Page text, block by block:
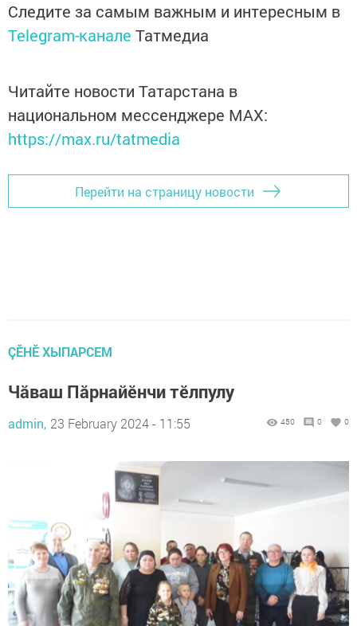
Следите за самым важным и интересным в
Telegram-канале Татмедиа
Читайте новости Татарстана в
национальном мессенджере MАХ:
https://max.ru/tatmedia
Перейти на страницу новости
ÇӖНӖ ХЫПАРСЕМ
Чăваш Пăрнайӗнчи тӗлпулу
admin, 23 February 2024 - 11:55 450 0 0